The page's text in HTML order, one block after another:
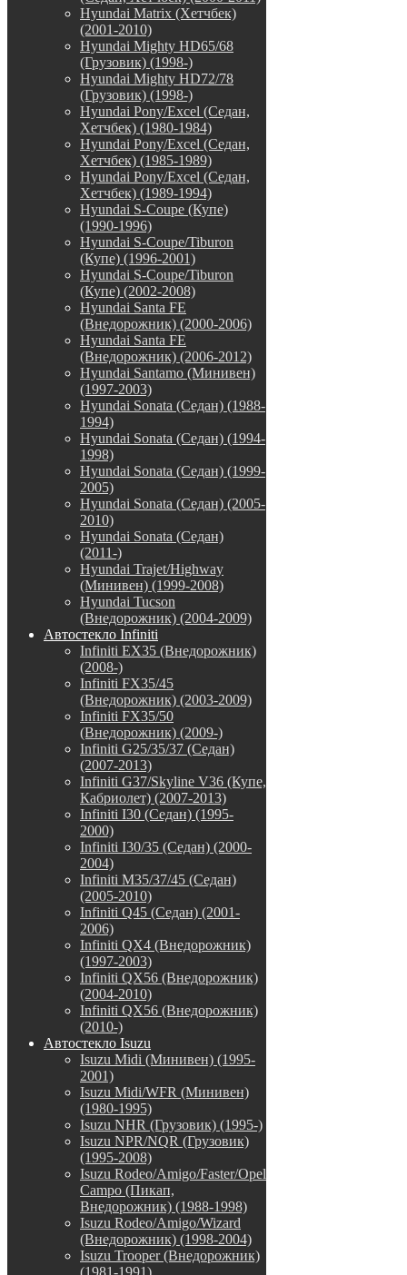
Hyundai Matrix (Хетчбек)
(2001-2010)
Hyundai Mighty HD65/68
(Грузовик) (1998-)
Hyundai Mighty HD72/78
(Грузовик) (1998-)
Hyundai Pony/Excel (Седан,
Хетчбек) (1980-1984)
Hyundai Pony/Excel (Седан,
Хетчбек) (1985-1989)
Hyundai Pony/Excel (Седан,
Хетчбек) (1989-1994)
Hyundai S-Coupe (Купе)
(1990-1996)
Hyundai S-Coupe/Tiburon
(Купе) (1996-2001)
Hyundai S-Coupe/Tiburon
(Купе) (2002-2008)
Hyundai Santa FE
(Внедорожник) (2000-2006)
Hyundai Santa FE
(Внедорожник) (2006-2012)
Hyundai Santamo (Минивен)
(1997-2003)
Hyundai Sonata (Седан) (1988-
1994)
Hyundai Sonata (Седан) (1994-
1998)
Hyundai Sonata (Седан) (1999-
2005)
Hyundai Sonata (Седан) (2005-
2010)
Hyundai Sonata (Седан)
(2011-)
Hyundai Trajet/Highway
(Минивен) (1999-2008)
Hyundai Tucson
(Внедорожник) (2004-2009)
Автостекло Infiniti
Infiniti EX35 (Внедорожник)
(2008-)
Infiniti FX35/45
(Внедорожник) (2003-2009)
Infiniti FX35/50
(Внедорожник) (2009-)
Infiniti G25/35/37 (Седан)
(2007-2013)
Infiniti G37/Skyline V36 (Купе,
Кабриолет) (2007-2013)
Infiniti I30 (Седан) (1995-
2000)
Infiniti I30/35 (Седан) (2000-
2004)
Infiniti M35/37/45 (Седан)
(2005-2010)
Infiniti Q45 (Седан) (2001-
2006)
Infiniti QX4 (Внедорожник)
(1997-2003)
Infiniti QX56 (Внедорожник)
(2004-2010)
Infiniti QX56 (Внедорожник)
(2010-)
Автостекло Isuzu
Isuzu Midi (Минивен) (1995-
2001)
Isuzu Midi/WFR (Минивен)
(1980-1995)
Isuzu NHR (Грузовик) (1995-)
Isuzu NPR/NQR (Грузовик)
(1995-2008)
Isuzu Rodeo/Amigo/Faster/Opel
Campo (Пикап,
Внедорожник) (1988-1998)
Isuzu Rodeo/Amigo/Wizard
(Внедорожник) (1998-2004)
Isuzu Trooper (Внедорожник)
(1981-1991)